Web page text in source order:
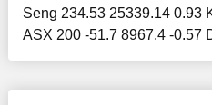
Seng 234.53 25339.14 0.93
ASX 200 -51.7 8967.4 -0.57